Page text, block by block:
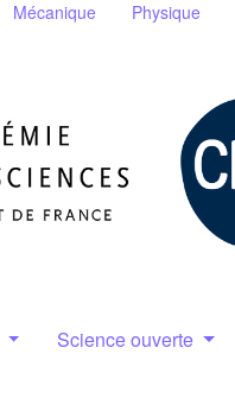
Mécanique Physique
Science ouverte